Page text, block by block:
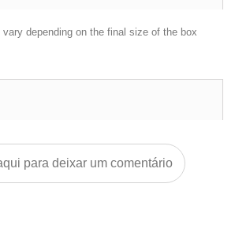
depending on the final size of the box
para deixar um comentário